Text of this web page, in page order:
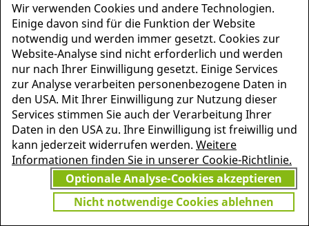
MEHR INFORMATIONEN
ZU PSCHYREMBEL
JETZT
GRATIS TESTEN
Wir verwenden Cookies und andere Technologien.
Einige davon sind für die Funktion der Website
notwendig und werden immer gesetzt. Cookies zur
Website-Analyse sind nicht erforderlich und werden
nur nach Ihrer Einwilligung gesetzt. Einige Services
zur Analyse verarbeiten personenbezogene Daten in
den USA. Mit Ihrer Einwilligung zur Nutzung dieser
Services stimmen Sie auch der Verarbeitung Ihrer
Daten in den USA zu. Ihre Einwilligung ist freiwillig und
kann jederzeit widerrufen werden. Weitere
Informationen finden Sie in unserer Cookie-Richtlinie.
Optionale Analyse-Cookies akzeptieren
Nicht notwendige Cookies ablehnen